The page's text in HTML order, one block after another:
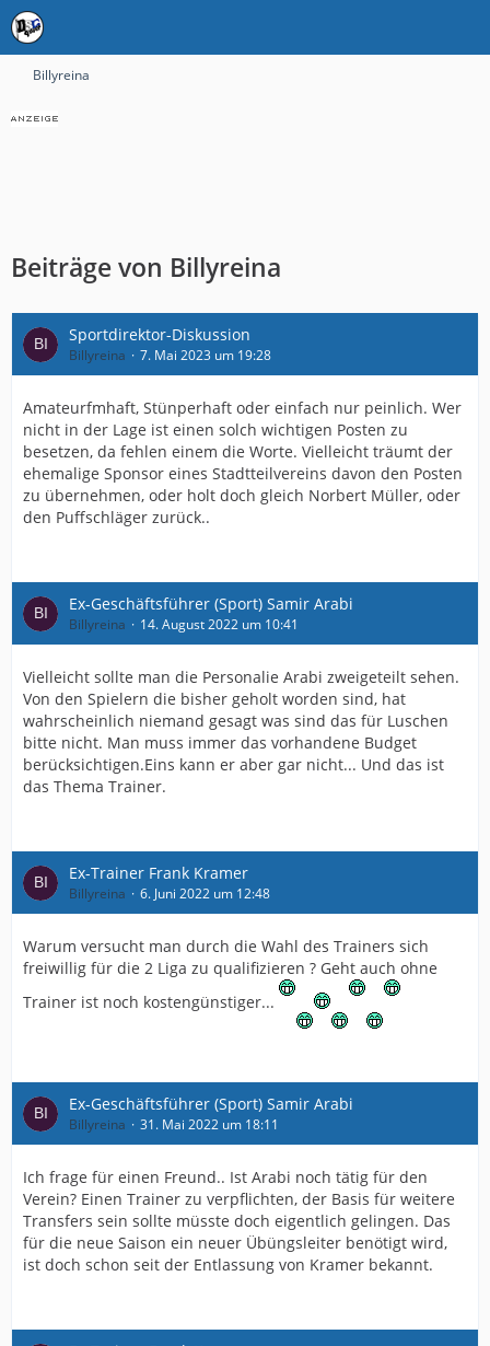
Billyreina
Beiträge von Billyreina
Sportdirektor-Diskussion
Billyreina 7. Mai 2023 um 19:28
Amateurfmhaft, Stünperhaft oder einfach nur peinlich. Wer
nicht in der Lage ist einen solch wichtigen Posten zu
besetzen, da fehlen einem die Worte. Vielleicht träumt der
ehemalige Sponsor eines Stadtteilvereins davon den Posten
zu übernehmen, oder holt doch gleich Norbert Müller, oder
den Puffschläger zurück..
Ex-Geschäftsführer (Sport) Samir Arabi
Billyreina 14. August 2022 um 10:41
Vielleicht sollte man die Personalie Arabi zweigeteilt sehen.
Von den Spielern die bisher geholt worden sind, hat
wahrscheinlich niemand gesagt was sind das für Luschen
bitte nicht. Man muss immer das vorhandene Budget
berücksichtigen.Eins kann er aber gar nicht... Und das ist
das Thema Trainer.
Ex-Trainer Frank Kramer
Billyreina 6. Juni 2022 um 12:48
Warum versucht man durch die Wahl des Trainers sich
freiwillig für die 2 Liga zu qualifizieren ? Geht auch ohne
Trainer ist noch kostengünstiger...
Ex-Geschäftsführer (Sport) Samir Arabi
Billyreina 31. Mai 2022 um 18:11
Ich frage für einen Freund.. Ist Arabi noch tätig für den
Verein? Einen Trainer zu verpflichten, der Basis für weitere
Transfers sein sollte müsste doch eigentlich gelingen. Das
für die neue Saison ein neuer Übüngsleiter benötigt wird,
ist doch schon seit der Entlassung von Kramer bekannt.